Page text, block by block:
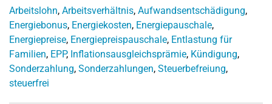
Arbeitslohn, Arbeitsverhältnis, Aufwandsentschädigung,
Energiebonus, Energiekosten, Energiepauschale,
Energiepreise, Energiepreispauschale, Entlastung für
Familien, EPP, Inflationsausgleichsprämie, Kündigung,
Sonderzahlung, Sonderzahlungen, Steuerbefreiung,
steuerfrei